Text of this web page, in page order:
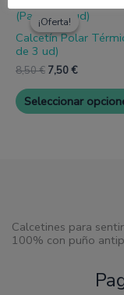
¡Oferta!
¡Oferta!
Calcetín Polar
de 3 ud)
8,50€
precio
original
era:
8,50 €.
7,50€
precio
actual
es:
Seleccionar
Calcetines para
100% con puño